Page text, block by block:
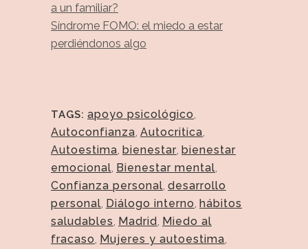
a un familiar?
Síndrome FOMO: el miedo a estar
perdiéndonos algo
TAGS: apoyo psicológico
Autoconfianza Autocritica
Autoestima bienestar bienestar
emocional Bienestar mental
Confianza personal desarrollo
personal Diálogo interno hábitos
saludables Madrid Miedo al
fracaso Mujeres y autoestima